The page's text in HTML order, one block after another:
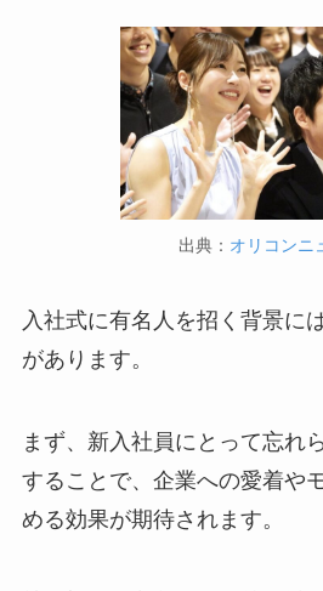
出典： オリコンニ
入社式に有名人を招く背景に
があります。
まず、新入社員にとって忘れ
することで、企業への愛着や
める効果が期待されます。